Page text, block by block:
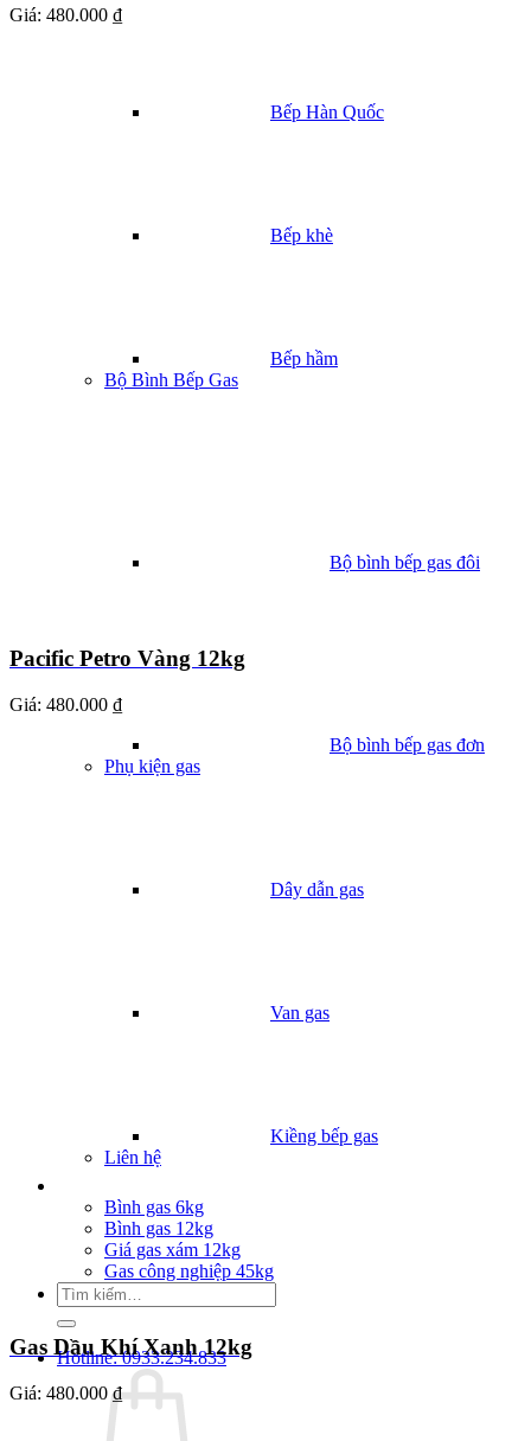
Bếp Hàn Quốc
Bếp khè
Bếp hầm
Bộ Bình Bếp Gas
Bộ bình bếp gas đôi
Bộ bình bếp gas đơn
Phụ kiện gas
Dây dẫn gas
Van gas
Kiềng bếp gas
Liên hệ
Bình gas 6kg
Bình gas 12kg
Giá gas xám 12kg
Gas công nghiệp 45kg
Tìm
kiếm:
Hotline: 0933.234.833
Giá: 480.000 ₫
Pacific Petro Vàng 12kg
Giá: 480.000 ₫
Gas Dầu Khí Xanh 12kg
Giá: 480.000 ₫